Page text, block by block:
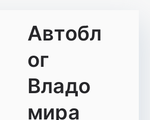
Автобл
ог
Владо
мира